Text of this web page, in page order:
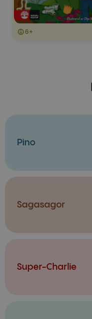
6+
Pino
Sagasagor
Super-Charlie